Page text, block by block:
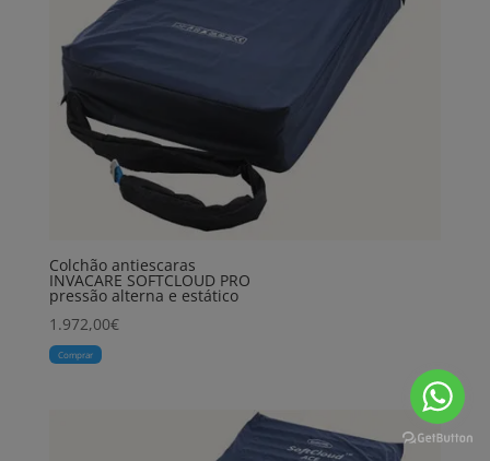
Colchão antiescaras
INVACARE SOFTCLOUD PRO
pressão alterna e estático
1.972,00€
Comprar